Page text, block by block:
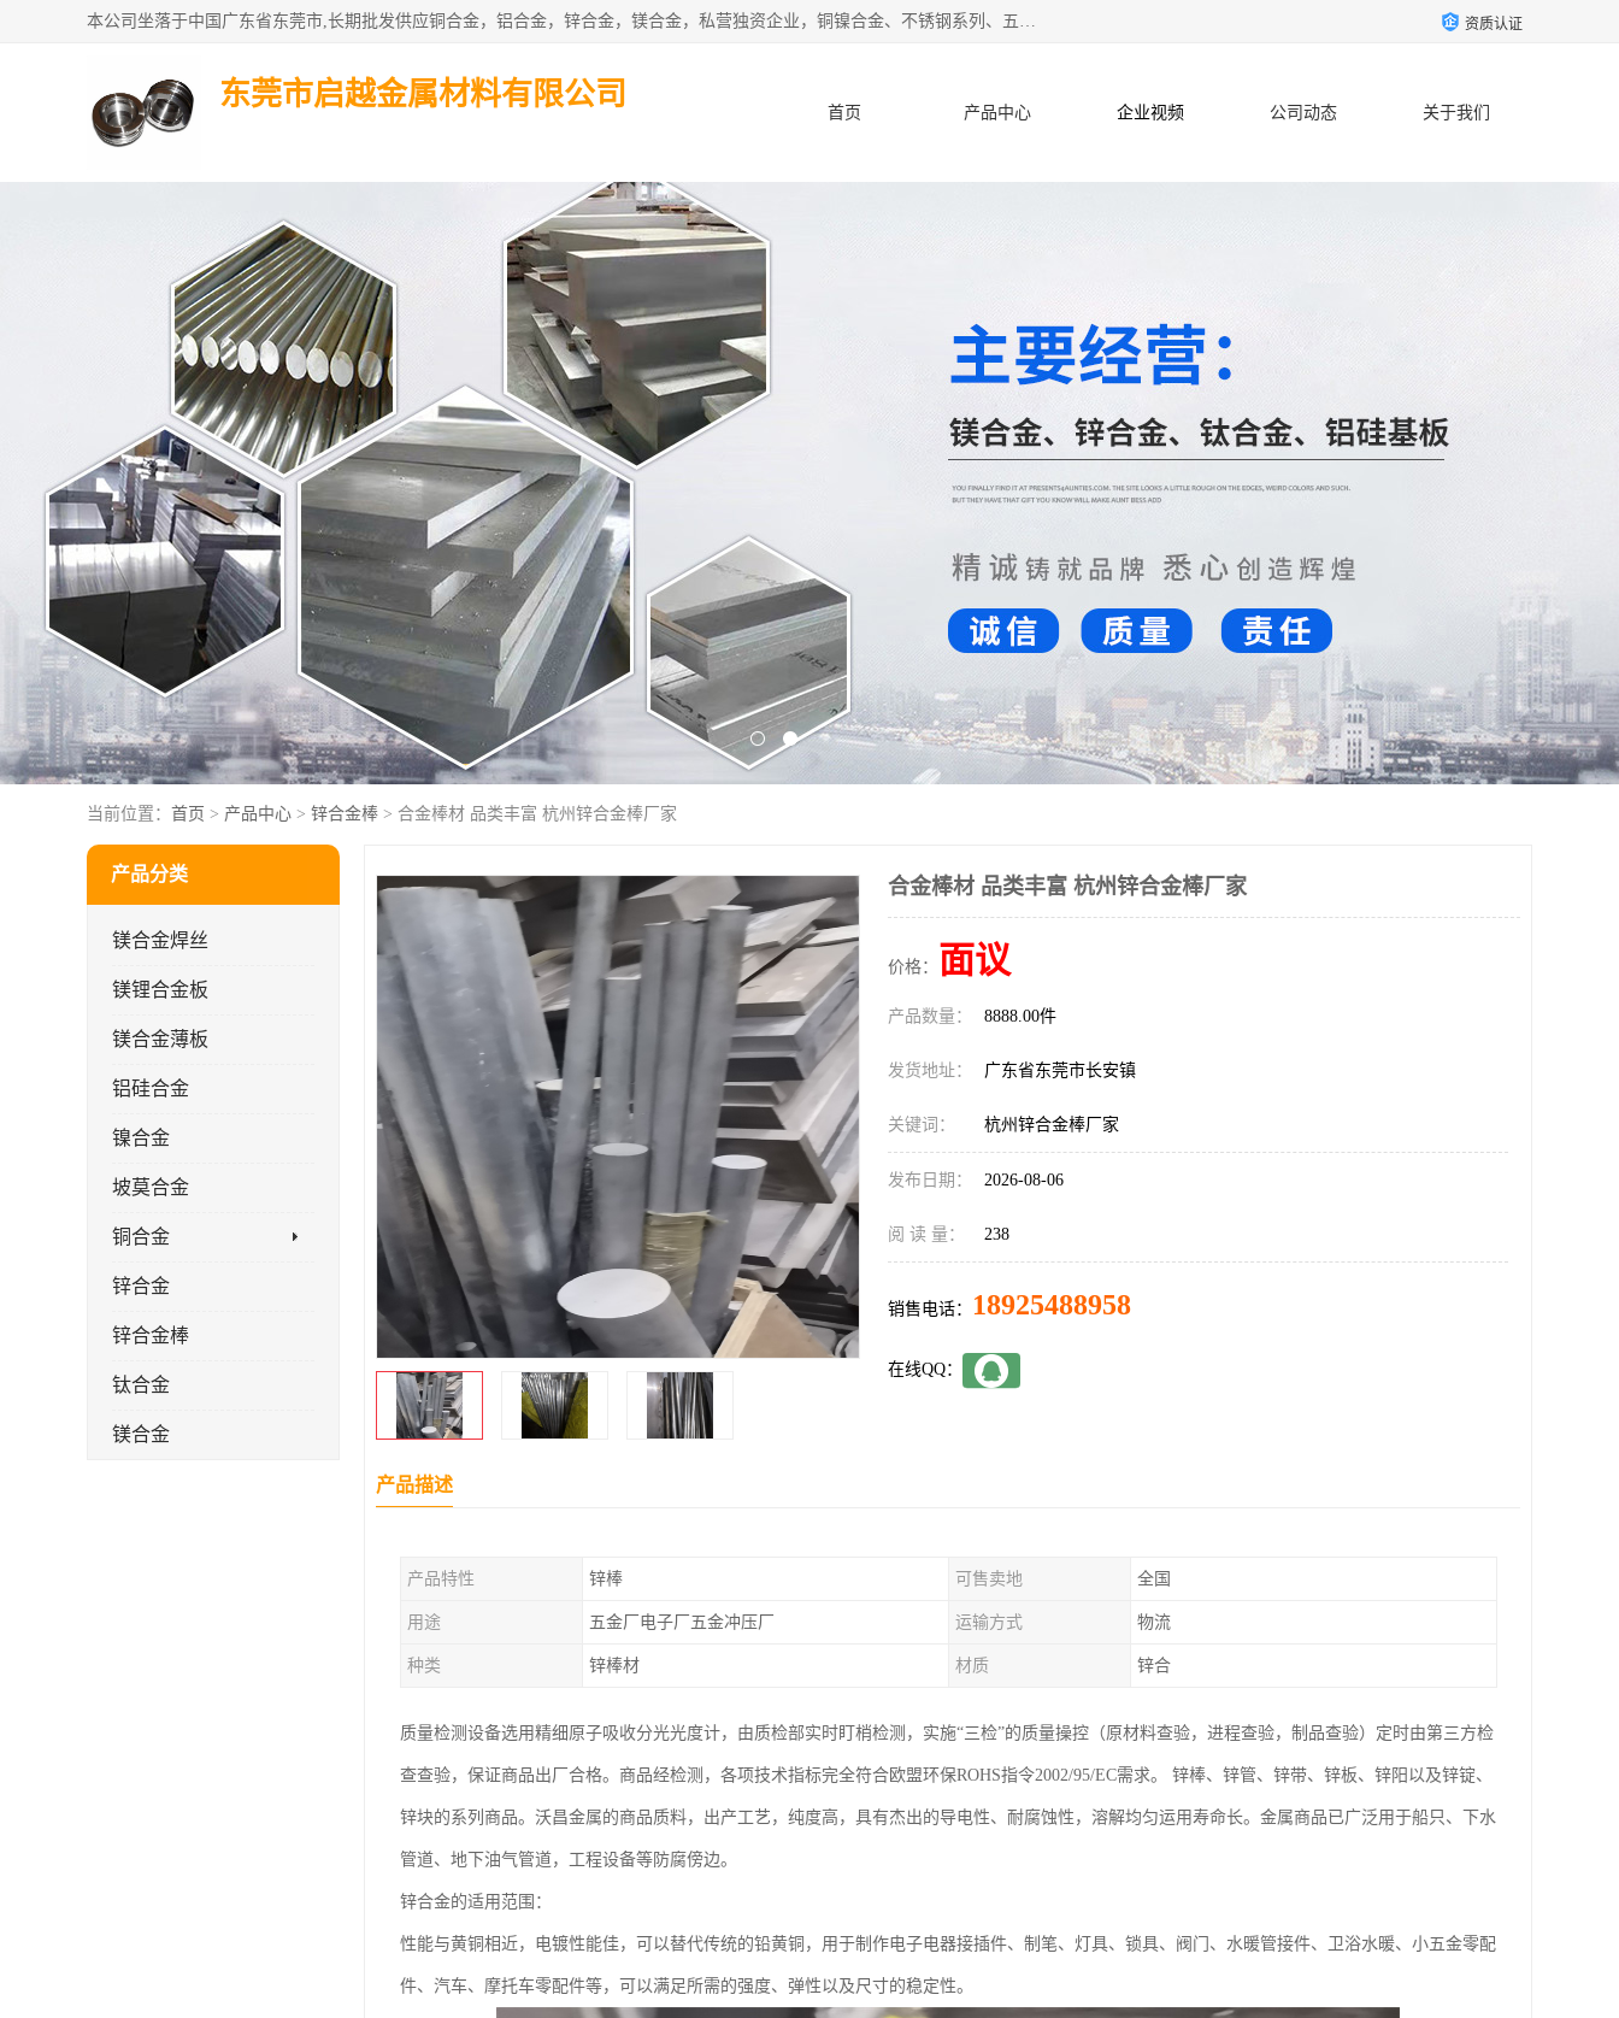
本公司坐落于中国广东省东莞市,长期批发供应铜合金，铝合金，锌合金，镁合金，私营独资企业，铜镍合金、不锈钢系列、五金冲压材料、进口金属材料、钨钢、高速钢、白钢刀、铝系列材料、铝镁合金、锰钢片等，启越是一家经国家相关部门批准注册的企业。公司以雄厚的实力、合理的厂家、优良的服务与多家企业建立了长期的合作关系。欢迎前来参观、考察、洽谈业务。 金属材料...,欢迎惠顾！ 资质认证
东莞市启越金属材料有限公司
首页 产品中心 企业视频 公司动态 关于我们
当前位置： 首页 > 产品中心 > 锌合金棒 > 合金棒材 品类丰富 杭州锌合金棒厂家
产品分类
镁合金焊丝
镁锂合金板
镁合金薄板
铝硅合金
镍合金
坡莫合金
铜合金
锌合金
锌合金棒
钛合金
镁合金
合金棒材 品类丰富 杭州锌合金棒厂家
价格： 面议
产品数量： 8888.00件
发货地址： 广东省东莞市长安镇
关键词： 杭州锌合金棒厂家
发布日期： 2026-08-06
阅 读 量： 238
销售电话： 18925488958
在线QQ：
产品描述
产品特性 锌棒 可售卖地 全国
用途 五金厂电子厂五金冲压厂 运输方式 物流
种类 锌棒材 材质 锌合
质量检测设备选用精细原子吸收分光光度计，由质检部实时盯梢检测，实施“三检”的质量操控（原材料查验，进程查验，制品查验）定时由第三方检
查查验，保证商品出厂合格。商品经检测，各项技术指标完全符合欧盟环保ROHS指令2002/95/EC需求。 锌棒、锌管、锌带、锌板、锌阳以及锌锭、
锌块的系列商品。沃昌金属的商品质料，出产工艺，纯度高，具有杰出的导电性、耐腐蚀性，溶解均匀运用寿命长。金属商品已广泛用于船只、下水
管道、地下油气管道，工程设备等防腐傍边。
锌合金的适用范围：
性能与黄铜相近，电镀性能佳，可以替代传统的铅黄铜，用于制作电子电器接插件、制笔、灯具、锁具、阀门、水暖管接件、卫浴水暖、小五金零配
件、汽车、摩托车零配件等，可以满足所需的强度、弹性以及尺寸的稳定性。